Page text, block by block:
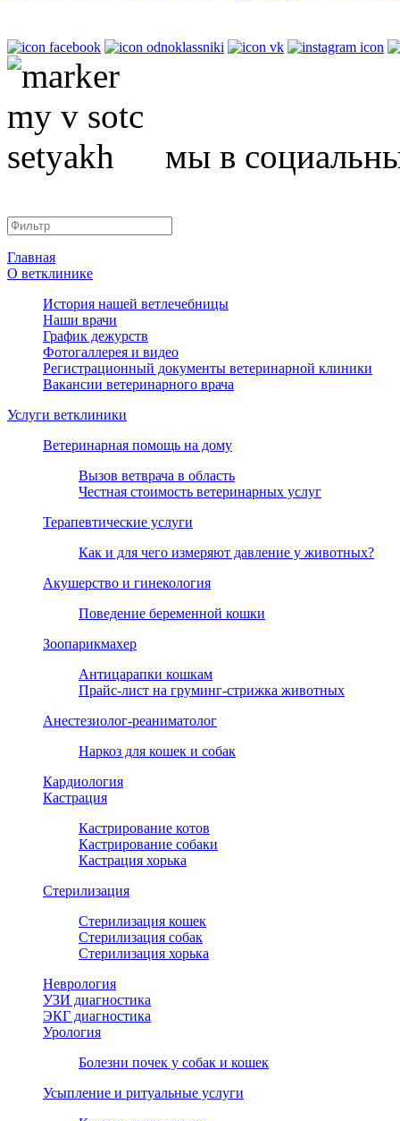
мы в
Главная
О ветклинике
История нашей ветлечебницы
Наши врачи
График дежурств
Фотогаллерея и видео
Регистрационный документы ветеринарной клиники
Вакансии ветеринарного врача
Услуги ветклиники
Ветеринарная помощь на дому
Вызов ветврача в область
Честная стоимость ветеринарных услуг
Терапевтические услуги
Как и для чего измеряют давление у животных?
Акушерство и гинекология
Поведение беременной кошки
Зоопарикмахер
Антицарапки кошкам
Прайс-лист на груминг-стрижка животных
Анестезиолог-реаниматолог
Наркоз для кошек и собак
Кардиология
Кастрация
Кастрирование котов
Кастрирование собаки
Кастрация хорька
Стерилизация
Стерилизация кошек
Стерилизация собак
Стерилизация хорька
Неврология
УЗИ диагностика
ЭКГ диагностика
Урология
Болезни почек у собак и кошек
Усыпление и ритуальные услуги